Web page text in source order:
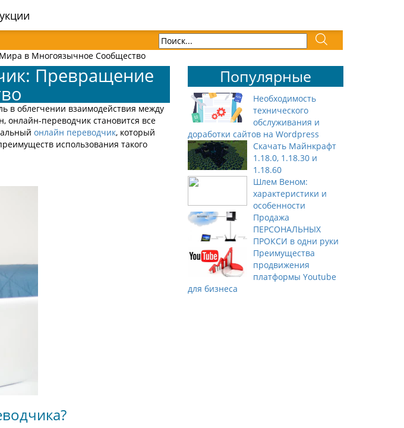
в Многоязычное Сообщество
Превращение
в облегчении взаимодействия между
переводчик становится все
онлайн переводчик, который
использования такого
Популярные
Необходимость
технического
обслуживания и
доработки сайтов на Wordpress
Скачать Майнкрафт
1.18.0, 1.18.30 и
1.18.60
Шлем Веном:
характеристики и
особенности
Продажа
ПЕРСОНАЛЬНЫХ
ПРОКСИ в одни руки
Преимущества
продвижения
платформы Youtube
для бизнеса